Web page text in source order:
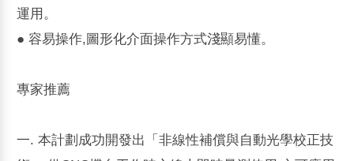
運用。
● 容易操作,圖形化介面操作方式淺顯易懂。
專家推薦
一. 本計劃成功開發出「非線性補償與自動光學校正技